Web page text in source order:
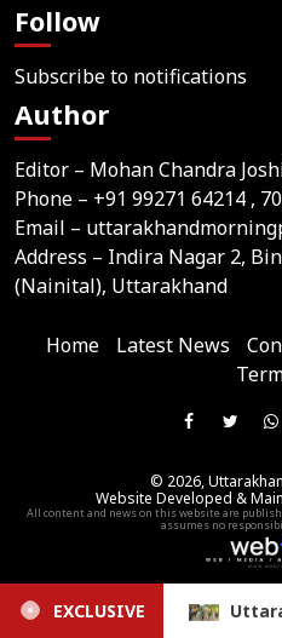
Follow
Subscribe to notifications
Author
Editor – Mohan Chandra
Phone – +91 99271 64214 ,
Email –
Address – Indira Nagar 2,
(Nainital), Uttarakhand
Home Latest News
Like
On
Facebook
Follow
On
© 2026,
Website Developed &
All content and news on this website are
assumes no
EXCLUSIVE
साफ Uttarakhand